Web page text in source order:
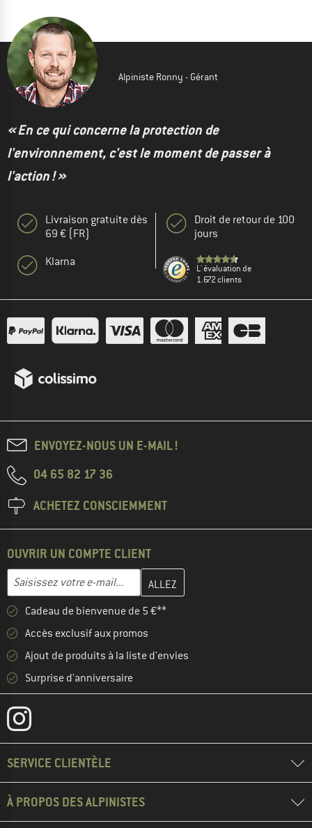
Alpiniste Ronny - Gérant
« En ce qui concerne la protection de
l'environnement, c'est le moment de passer à
l'action ! »
Livraison gratuite dès
69 € (FR)
Klarna
Droit de retour de 100
jours
L' évaluation de
1.672 clients
ENVOYEZ-NOUS UN E-MAIL !
04 65 82 17 36
ACHETEZ CONSCIEMMENT
OUVRIR UN COMPTE CLIENT
Adresse e-mail
Entrez votre adresse e-mail ici et créez votre compte client à la
Cadeau de bienvenue de 5 €**
Accès exclusif aux promos
Ajout de produits à la liste d'envies
Surprise d'anniversaire
SERVICE CLIENTÈLE
À PROPOS DES ALPINISTES